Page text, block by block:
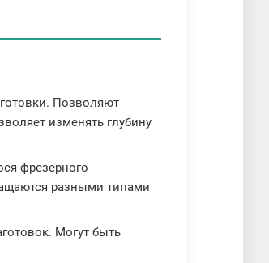
Позволяют
изменять глубину
фрезерного
разными типами
Могут быть